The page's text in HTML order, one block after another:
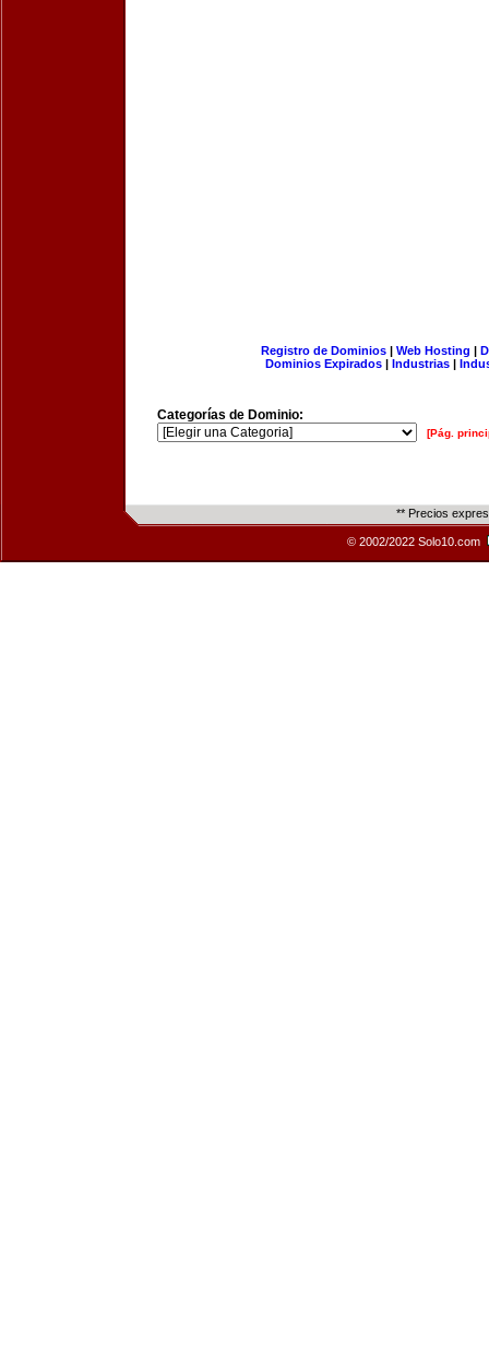
Registro de Dominios| Web Hosting |
Dominios Expirados | Industrias |
Categorías de Dominio:
[Pág.
** Precios
© 2002/2022 Solo10.com